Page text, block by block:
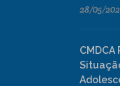
28/05/